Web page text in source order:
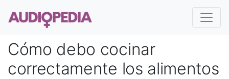
Cómo debo cocinar
correctamente los alimentos